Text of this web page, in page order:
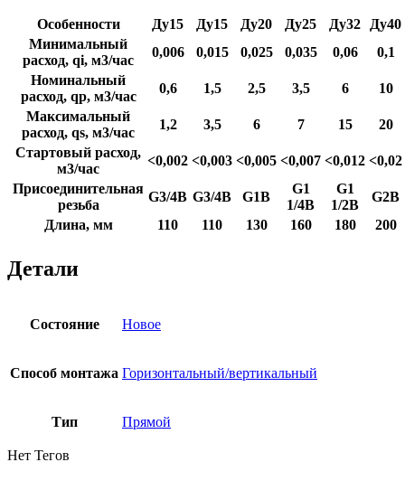
Особенности Ду15 Ду15 Ду20 Ду25 Ду32 Ду40
Минимальный
расход, qi, м3/час
0,006 0,015 0,025 0,035 0,06
0,1
Номинальный
расход, qp, м3/час
0,6 1,5 2,5 3,5 6
10
Максимальный
расход, qs, м3/час
1,2 3,5 6 7 15
20
Стартовый расход,
м3/час
<0,002 <0,003 <0,005 <0,007 <0,012 <0,02
Присоединительная
резьба
G3/4B G3/4B G1B
G1
1/4B
G1
1/2B
G2B
Длина, мм
110 110 130 160 180 200
Детали
Состояние Новое
Способ монтажа Горизонтальный/вертикальный
Тип Прямой
Нет Тегов